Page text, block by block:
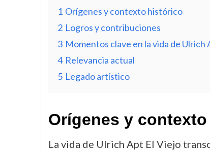
1 Orígenes y contexto histórico
2 Logros y contribuciones
3 Momentos clave en la vida de Ulrich
4 Relevancia actual
5 Legado artístico
Orígenes y
La vida de Ulrich Apt El Viejo